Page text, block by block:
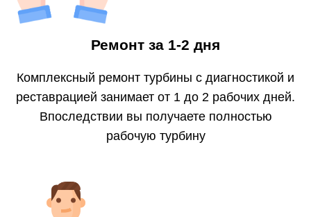
Ремонт за 1-2 дня
Комплексный ремонт турбины с диагностикой и
реставрацией занимает от 1 до 2 рабочих дней.
Впоследствии вы получаете полностью
рабочую турбину